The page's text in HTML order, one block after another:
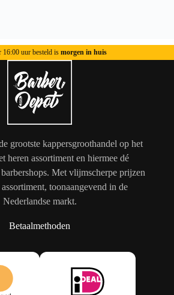
16:00 uur besteld is morgen in huis
grootste kappersgroothandel op het
heren assortiment en hiermee dé
Met vlijmscherpe prijzen
toonaangevend in de
Nederlandse markt.
Betaalmethoden